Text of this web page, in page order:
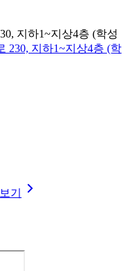
지하1~지상4층 (학성
230, 지하1~지상4층 (학
기